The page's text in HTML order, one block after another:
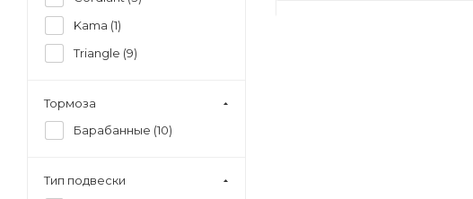
Kama (1)
Triangle (9)
Тормоза
Барабанные (10)
Тип подвески